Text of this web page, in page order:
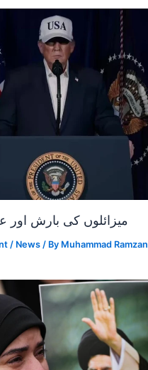
میزائلوں کی بارش
/ News / By Muhammad Ramzan